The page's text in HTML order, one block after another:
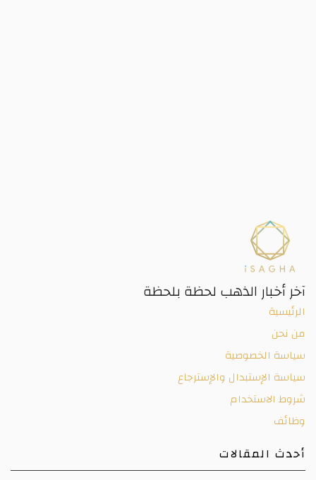
آخر أخبار الذهب لحظة بلحظة
الرئيسية
من نحن
سياسة الخصوصية
سياسة الإستبدال والإسترجاع
شروط الاستخدام
وظائف
أحدث المقالات